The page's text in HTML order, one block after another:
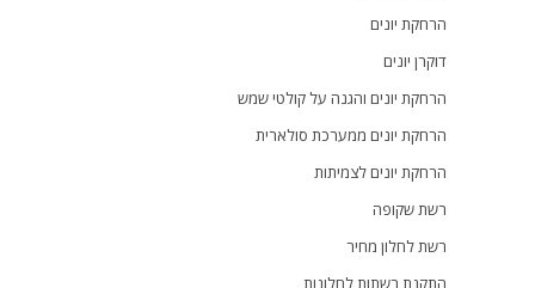
הרחקת יונים
דוקרן יונים
הרחקת יונים והגנה על קולטי שמש
הרחקת יונים ממערכת סולארית
הרחקת יונים לצמיתות
רשת שקופה
רשת לחלון מחיר
התקנת רשתות לחלונות